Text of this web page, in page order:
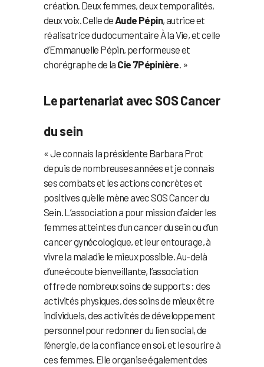
création. Deux femmes, deux temporalités,
deux voix. Celle deAude Pépin, autrice et
réalisatrice du documentaire À la Vie, et celle
d’Emmanuelle Pépin, performeuse et
chorégraphe de la Cie 7Pépinière. »
Le partenariat avec SOS Cancer
du sein
« Je connais la présidente Barbara Prot
depuis de nombreuses années et je connais
ses combats et les actions concrètes et
positives qu’elle mène avec SOS Cancer du
Sein. L’association a pour mission d’aider les
femmes atteintes d’un cancer du sein ou d’un
cancer gynécologique, et leur entourage, à
vivre la maladie le mieux possible. Au-delà
d’une écoute bienveillante, l’association
offre de nombreux soins de supports : des
activités physiques, des soins de mieux être
individuels, des activités de développement
personnel pour redonner du lien social, de
l’énergie, de la confiance en soi, et le sourire à
ces femmes. Elle organise également des